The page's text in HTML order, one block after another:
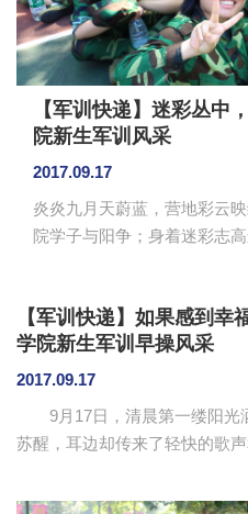
【军训快递】迷彩丛
院新生军训风采
2017.09.17
炎炎九月天蔚蓝，营地彩云
院学子与阳争；身着迷彩志
生实实在在的军训风采。 经过几天的训练，教官训练
有道，学子得心应手。面对
安排，外国语学院的新生已
们和教官们聚在一起，学唱
简单的互动也能掀起欢笑的
【军训快递】如果感到
学院新生军训早操风采
2017.09.17
9月17日，清晨第一缕阳光
苏醒，耳边却传来了轻快的歌
国语学院二营的教官正在带着